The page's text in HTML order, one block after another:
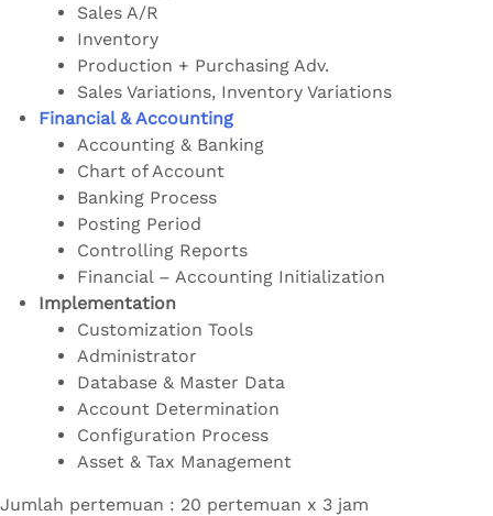
Sales A/R
Inventory
Production + Purchasing Adv.
Sales Variations, Inventory Variations
Financial & Accounting
Accounting & Banking
Chart of Account
Banking Process
Posting Period
Controlling Reports
Financial – Accounting Initialization
Implementation
Customization Tools
Administrator
Database & Master Data
Account Determination
Configuration Process
Asset & Tax Management
Jumlah pertemuan : 20 pertemuan x 3 jam